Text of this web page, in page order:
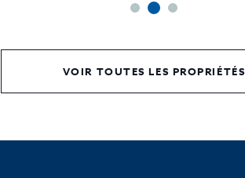
VOIR TOUTES LES PROPRIÉTÉS